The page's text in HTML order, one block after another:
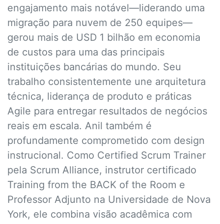
engajamento mais notável—liderando uma
migração para nuvem de 250 equipes—
gerou mais de USD 1 bilhão em economia
de custos para uma das principais
instituições bancárias do mundo. Seu
trabalho consistentemente une arquitetura
técnica, liderança de produto e práticas
Agile para entregar resultados de negócios
reais em escala. Anil também é
profundamente comprometido com design
instrucional. Como Certified Scrum Trainer
pela Scrum Alliance, instrutor certificado
Training from the BACK of the Room e
Professor Adjunto na Universidade de Nova
York, ele combina visão acadêmica com